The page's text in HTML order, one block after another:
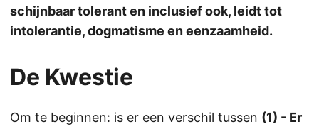
schijnbaar tolerant en inclusief ook, leidt tot
intolerantie, dogmatisme en eenzaamheid.
De Kwestie
Om te beginnen: is er een verschil tussen (1) - Er